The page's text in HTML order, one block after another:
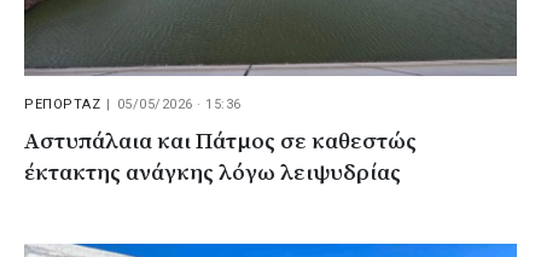
ΡΕΠΟΡΤΑΖ 05/05/2026 · 15:36
Αστυπάλαια και Πάτμος σε καθεστώς
έκτακτης ανάγκης λόγω λειψυδρίας